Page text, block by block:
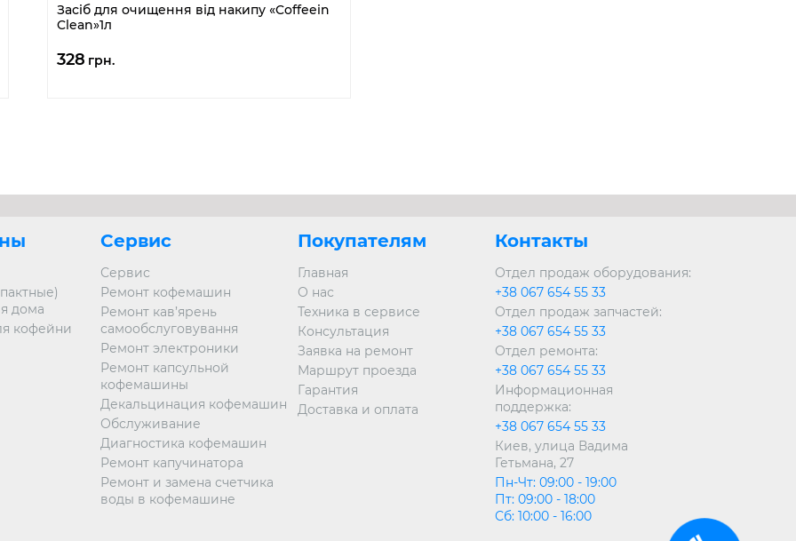
Засіб для очищення від накипу «Coffeein
Clean»1л
328 грн.
Контакты
Отдел продаж оборудования:
+38 067 654 55 33
Отдел продаж запчастей:
+38 067 654 55 33
Отдел ремонта:
+38 067 654 55 33
Информационная
поддержка:
+38 067 654 55 33
Киев, улица Вадима
Гетьмана, 27
Пн-Чт: 09:00 - 19:00
Пт: 09:00 - 18:00
Сб: 10:00 - 16:00
Покупателям
Главная
О нас
Техника в сервисе
Консультация
Заявка на ремонт
Маршрут проезда
Гарантия
Доставка и оплата
Сервис
Сервис
Ремонт кофемашин
Ремонт кав’ярень
самообслуговування
Ремонт электроники
Ремонт капсульной
кофемашины
Декальцинация кофемашин
Обслуживание
Диагностика кофемашин
Ремонт капучинатора
Ремонт и замена счетчика
воды в кофемашине
дома
кофейни